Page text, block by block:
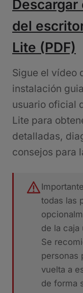
del
Lite (PDF)
Sigue el vídeo
instalación
usuario oficial
Lite para
detalladas,
consejos para
todas las
de la caja
Se
personas
vuelta a
de forma